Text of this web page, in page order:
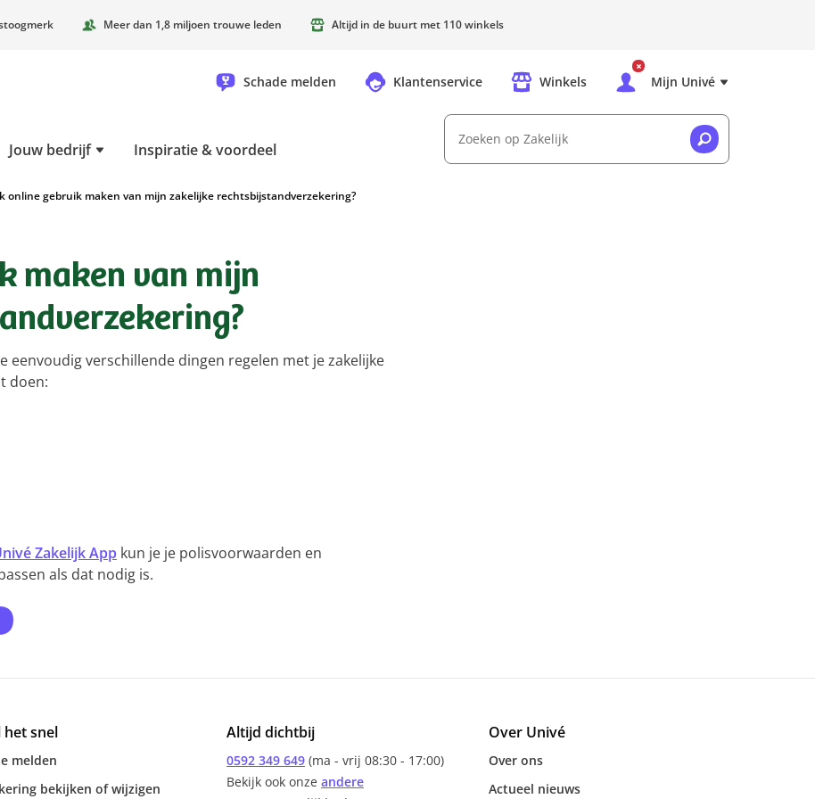
Meer dan 1,8 miljoen trouwe leden Altijd in de buurt met 110 winkels
Schade melden Klantenservice Winkels Mijn Univé
Jouw bedrijf Inspiratie & voordeel
Zoeken op Zakelijk
online gebruik maken van mijn zakelijke rechtsbijstandverzekering?
maken van mijn
eenvoudig verschillende dingen regelen met je zakelijke
doen:
Zakelijk App kun je je polisvoorwaarden en
als dat nodig is.
het snel
melden
bekijken of wijzigen
Altijd dichtbij
0592 349 649 (ma - vrij 08:30 - 17:00)
Bekijk ook onze andere
Over Univé
Over ons
Actueel nieuws